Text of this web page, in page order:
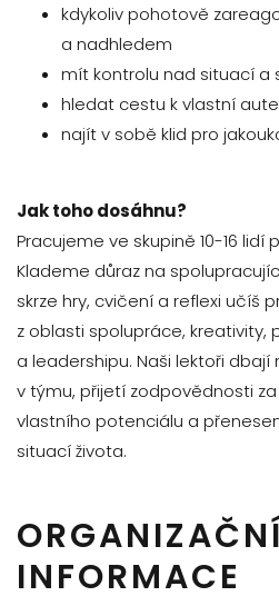
kdykoliv pohotově
a nadhledem
mít kontrolu nad situací a
hledat cestu k vlastní
najít v sobě klid pro
Jak toho dosáhnu?
​​Pracujeme ve skupině 10-16 lidí
Klademe důraz na
skrze hry, cvičení a reflexi učíš
z oblasti spolupráce, kreativity,
a leadershipu. Naši lektoři
v týmu, přijetí zodpovědnosti
vlastního potenciálu a
situací života.
ORGANIZAČNÍ
INFORMACE